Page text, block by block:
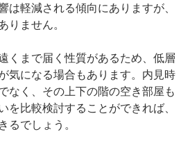
は軽減される傾向にありますが、
りません。
くまで届く性質があるため、低層
気になる場合もあります。内見時
なく、その上下の階の空き部屋も
を比較検討することができれば、
るでしょう。